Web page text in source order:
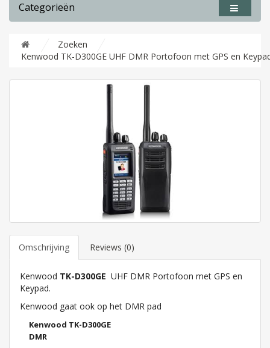
Categorieën
Zoeken
Kenwood TK-D300GE UHF DMR Portofoon met GPS en
Omschrijving Reviews (0)
Kenwood TK-D300GE UHF DMR Portofoon met GPS en
Keypad.
Kenwood gaat ook op het DMR pad
Kenwood TK-D300GE
DMR